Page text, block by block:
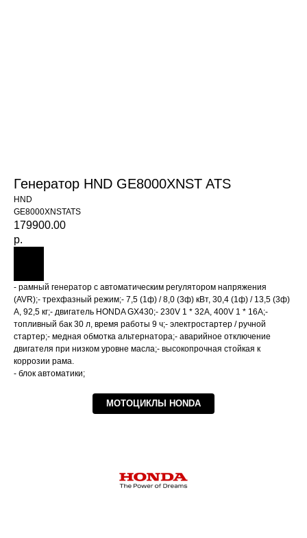
Генератор HND GE8000XNST ATS
HND
GE8000XNSTATS
179900.00
р.
- рамный генератор с автоматическим регулятором напряжения
(AVR);- трехфазный режим;- 7,5 (1ф) / 8,0 (3ф) кВт, 30,4 (1ф) / 13,5 (3ф)
А, 92,5 кг;- двигатель HONDA GX430;- 230V 1 * 32A, 400V 1 * 16A;-
топливный бак 30 л, время работы 9 ч;- электростартер / ручной
стартер;- медная обмотка альтернатора;- аварийное отключение
двигателя при низком уровне масла;- высокопрочная стойкая к
коррозии рама.
- блок автоматики;
МОТОЦИКЛЫ HONDA